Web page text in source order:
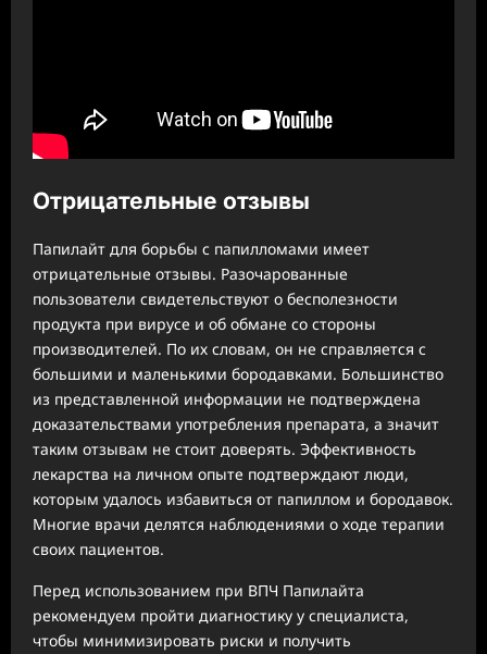
Отрицательные отзывы
Папилайт для борьбы с папилломами имеет
отрицательные отзывы. Разочарованные
пользователи свидетельствуют о бесполезности
продукта при вирусе и об обмане со стороны
производителей. По их словам, он не справляется с
большими и маленькими бородавками. Большинство
из представленной информации не подтверждена
доказательствами употребления препарата, а значит
таким отзывам не стоит доверять. Эффективность
лекарства на личном опыте подтверждают люди,
которым удалось избавиться от папиллом и бородавок.
Многие врачи делятся наблюдениями о ходе терапии
своих пациентов.
Перед использованием при ВПЧ Папилайта
рекомендуем пройти диагностику у специалиста,
чтобы минимизировать риски и получить